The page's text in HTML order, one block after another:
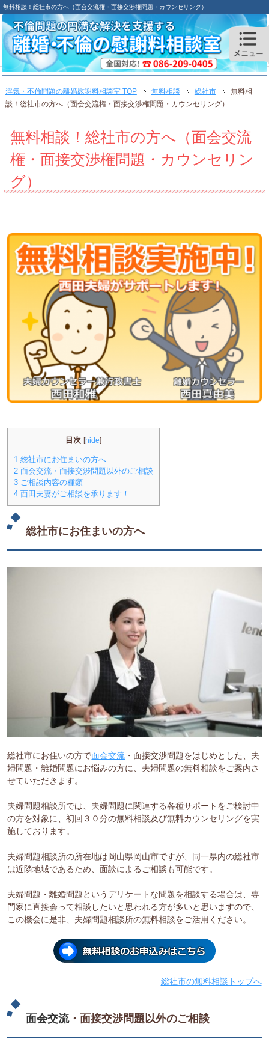
無料相談！総社市の方へ（面会交流権・面接交渉権問題・カウンセリング）
浮気・不倫問題の離婚慰謝料相談室 TOP 無料相談 総社市
無料相
談！総社市の方へ（面会交流権・面接交渉権問題・カウンセリング）
無料相談！総社市の方へ（面会交流
権・面接交渉権問題・カウンセリン
グ）
目次 [hide]
1 総社市にお住まいの方へ
2 面会交流・面接交渉問題以外のご相談
3 ご相談内容の種類
4 西田夫妻がご相談を承ります！
総社市にお住まいの方へ
総社市にお住いの方で面会交流 ・面接交渉問題をはじめとした、夫
婦問題・離婚問題にお悩みの方に、夫婦問題の無料相談をご案内さ
せていただきます。
夫婦問題相談所では、夫婦問題に関連する各種サポートをご検討中
の方を対象に、初回３０分の無料相談及び無料カウンセリングを実
施しております。
夫婦問題相談所の所在地は岡山県岡山市ですが、同一県内の総社市
は近隣地域であるため、面談によるご相談も可能です。
夫婦問題・離婚問題というデリケートな問題を相談する場合は、専
門家に直接会って相談したいと思われる方が多いと思いますので、
この機会に是非、夫婦問題相談所の無料相談をご活用ください。
総社市の無料相談トップへ
面会交流・面接交渉問題以外のご相談